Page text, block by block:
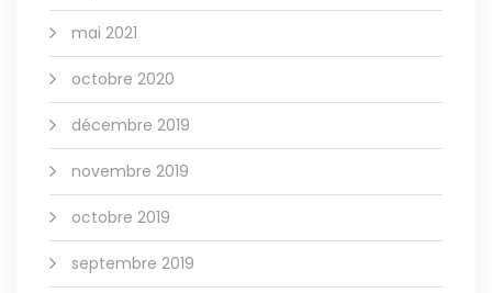
mai 2021
octobre 2020
décembre 2019
novembre 2019
octobre 2019
septembre 2019